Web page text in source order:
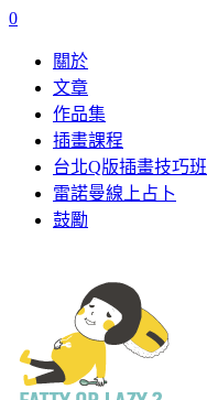
0
關於
文章
作品集
插畫課程
台北Q版插畫技巧班
雷諾曼線上占卜
鼓勵